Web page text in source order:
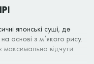
японські суші, де
основі з м’якого рису.
максимально відчути